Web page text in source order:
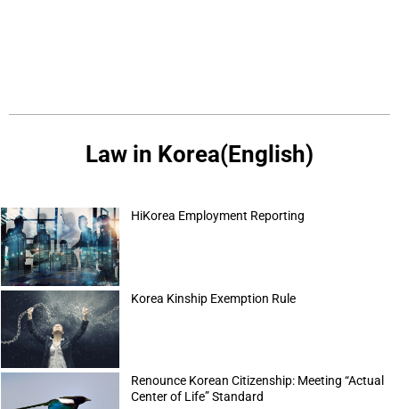
Law in Korea(English)
HiKorea Employment Reporting
Korea Kinship Exemption Rule
Renounce Korean Citizenship: Meeting “Actual
Center of Life” Standard